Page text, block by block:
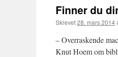
Finner du
Skrevet28. mars 2014
– Overraskende
Knut Hoem om